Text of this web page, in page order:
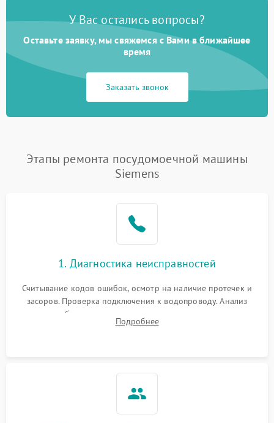
У Вас остались вопросы?
Оставьте заявку, мы свяжемся с Вами в ближайшее
время
Заказать звонок
Этапы ремонта посудомоечной машины
Siemens
1. Диагностика неисправностей
Считывание кодов ошибок, осмотр на наличие протечек и
засоров. Проверка подключения к водопроводу. Анализ
жалоб на отсутствие слива, нагрева, вращения
разбрызгивателей или срабатывание системы защиты
Подробнее